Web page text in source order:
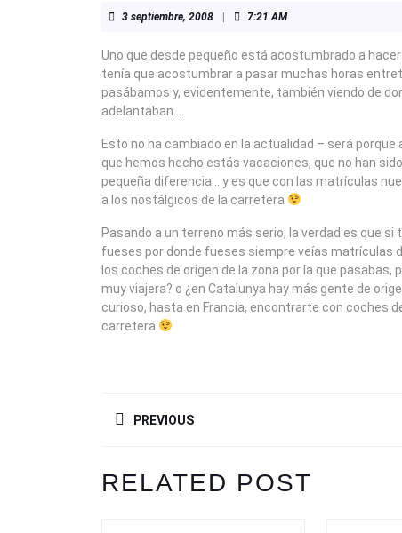
3 septiembre, 20083
2008
7:21 AM
Uno que desde pequeño está acostumbrado a
tenía que acostumbrar a pasar muchas horas
pasábamos y, evidentemente, también viendo de
adelantaban….
Esto no ha cambiado en la actualidad – será
que hemos hecho estás vacaciones, que no han
pequeña diferencia… y es que con las matrículas
a los nostálgicos de la carretera
Pasando a un terreno más serio, la verdad es que
fueses por donde fueses siempre veías matrículas
los coches de origen de la zona por la que
muy viajera? o ¿en Catalunya hay más gente de
curioso, hasta en Francia, encontrarte con coches
carretera
ENTRADAS
PREVIOUS
post:
RELATED POST